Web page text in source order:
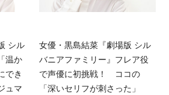
シル
温か
でき
ュマ
女優・黒島結菜『劇場版 シル
バニアファミリー』フレア役
で声優に初挑戦！ ココの
「深いセリフが刺さった」